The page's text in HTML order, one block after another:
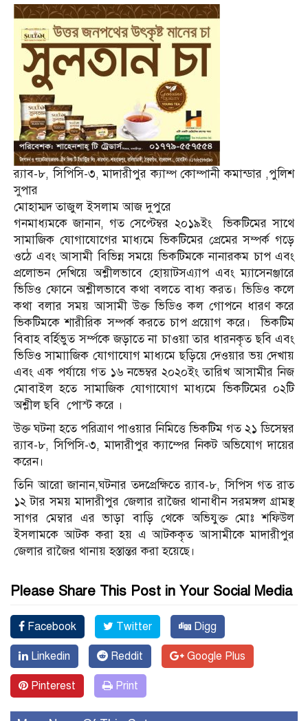
র‌্যাব-৮, সিপিসি-৩, মাদারীপুর ক্যাম্প কোম্পানী কমান্ডার ,পুলিশ
সুপার
মোহাম্মদ তাজুল ইসলাম আজ দুপুরে
গনমাধ্যমকে জানান, গত সেপ্টেম্বর ২০১৯ইং ভিকটিমের সাথে
সামাজিক যোগাযোগের মাধ্যমে ভিকটিমের প্রেমের সম্পর্ক গড়ে
ওঠে এবং আসামী বিভিন্ন সময়ে ভিকটিমকে নানারকম চাপ এবং
প্রলোভন দেখিয়ে অশ্লীলভাবে হোয়াটসএ্যাপ এবং ম্যাসেনঞ্জারে
ভিডিও ফোনে অশ্লীলভাবে কথা বলতে বাধ্য করত। ভিডিও কলে
কথা বলার সময় আসামী উক্ত ভিডিও কল গোপনে ধারণ করে
ভিকটিমকে শারীরিক সম্পর্ক করতে চাপ প্রয়োগ করে। ভিকটিম
বিবাহ বর্হিভুত সর্ম্পকে জড়াতে না চাওয়া তার ধারনকৃত ছবি এবং
ভিডিও সামাাজিক যোগাযোগ মাধ্যমে ছড়িয়ে দেওয়ার ভয় দেখায়
এবং এক পর্যায়ে গত ১৬ নভেম্বর ২০২০ইং তারিখ আসামীর নিজ
মোবাইল হতে সামাজিক যোগাযোগ মাধ্যমে ভিকটিমের ০২টি
অশ্লীল ছবি পোস্ট করে ।
উক্ত ঘটনা হতে পরিত্রাণ পাওয়ার নিমিত্তে ভিকটিম গত ২১ ডিসেম্বর
র‌্যাব-৮, সিপিসি-৩, মাদারীপুর ক্যাম্পের নিকট অভিযোগ দায়ের
করেন।
তিনি আরো জানান,ঘটনার তদপ্রেক্ষিতে র‌্যাব-৮, সিপিস গত রাত
১২ টার সময় মাদারীপুর জেলার রাজৈর থানাধীন সরমঙ্গল গ্রামস্থ
সাগর মেম্বার এর ভাড়া বাড়ি থেকে অভিযুক্ত মোঃ শফিউল
ইসলামকে আটক করা হয় এ আটককৃত আসামীকে মাদারীপুর
জেলার রাজৈর থানায় হস্তান্তর করা হয়েছে।
Please Share This Post in Your Social Media
Facebook Twitter Digg
Linkedin Reddit Google Plus
Pinterest Print